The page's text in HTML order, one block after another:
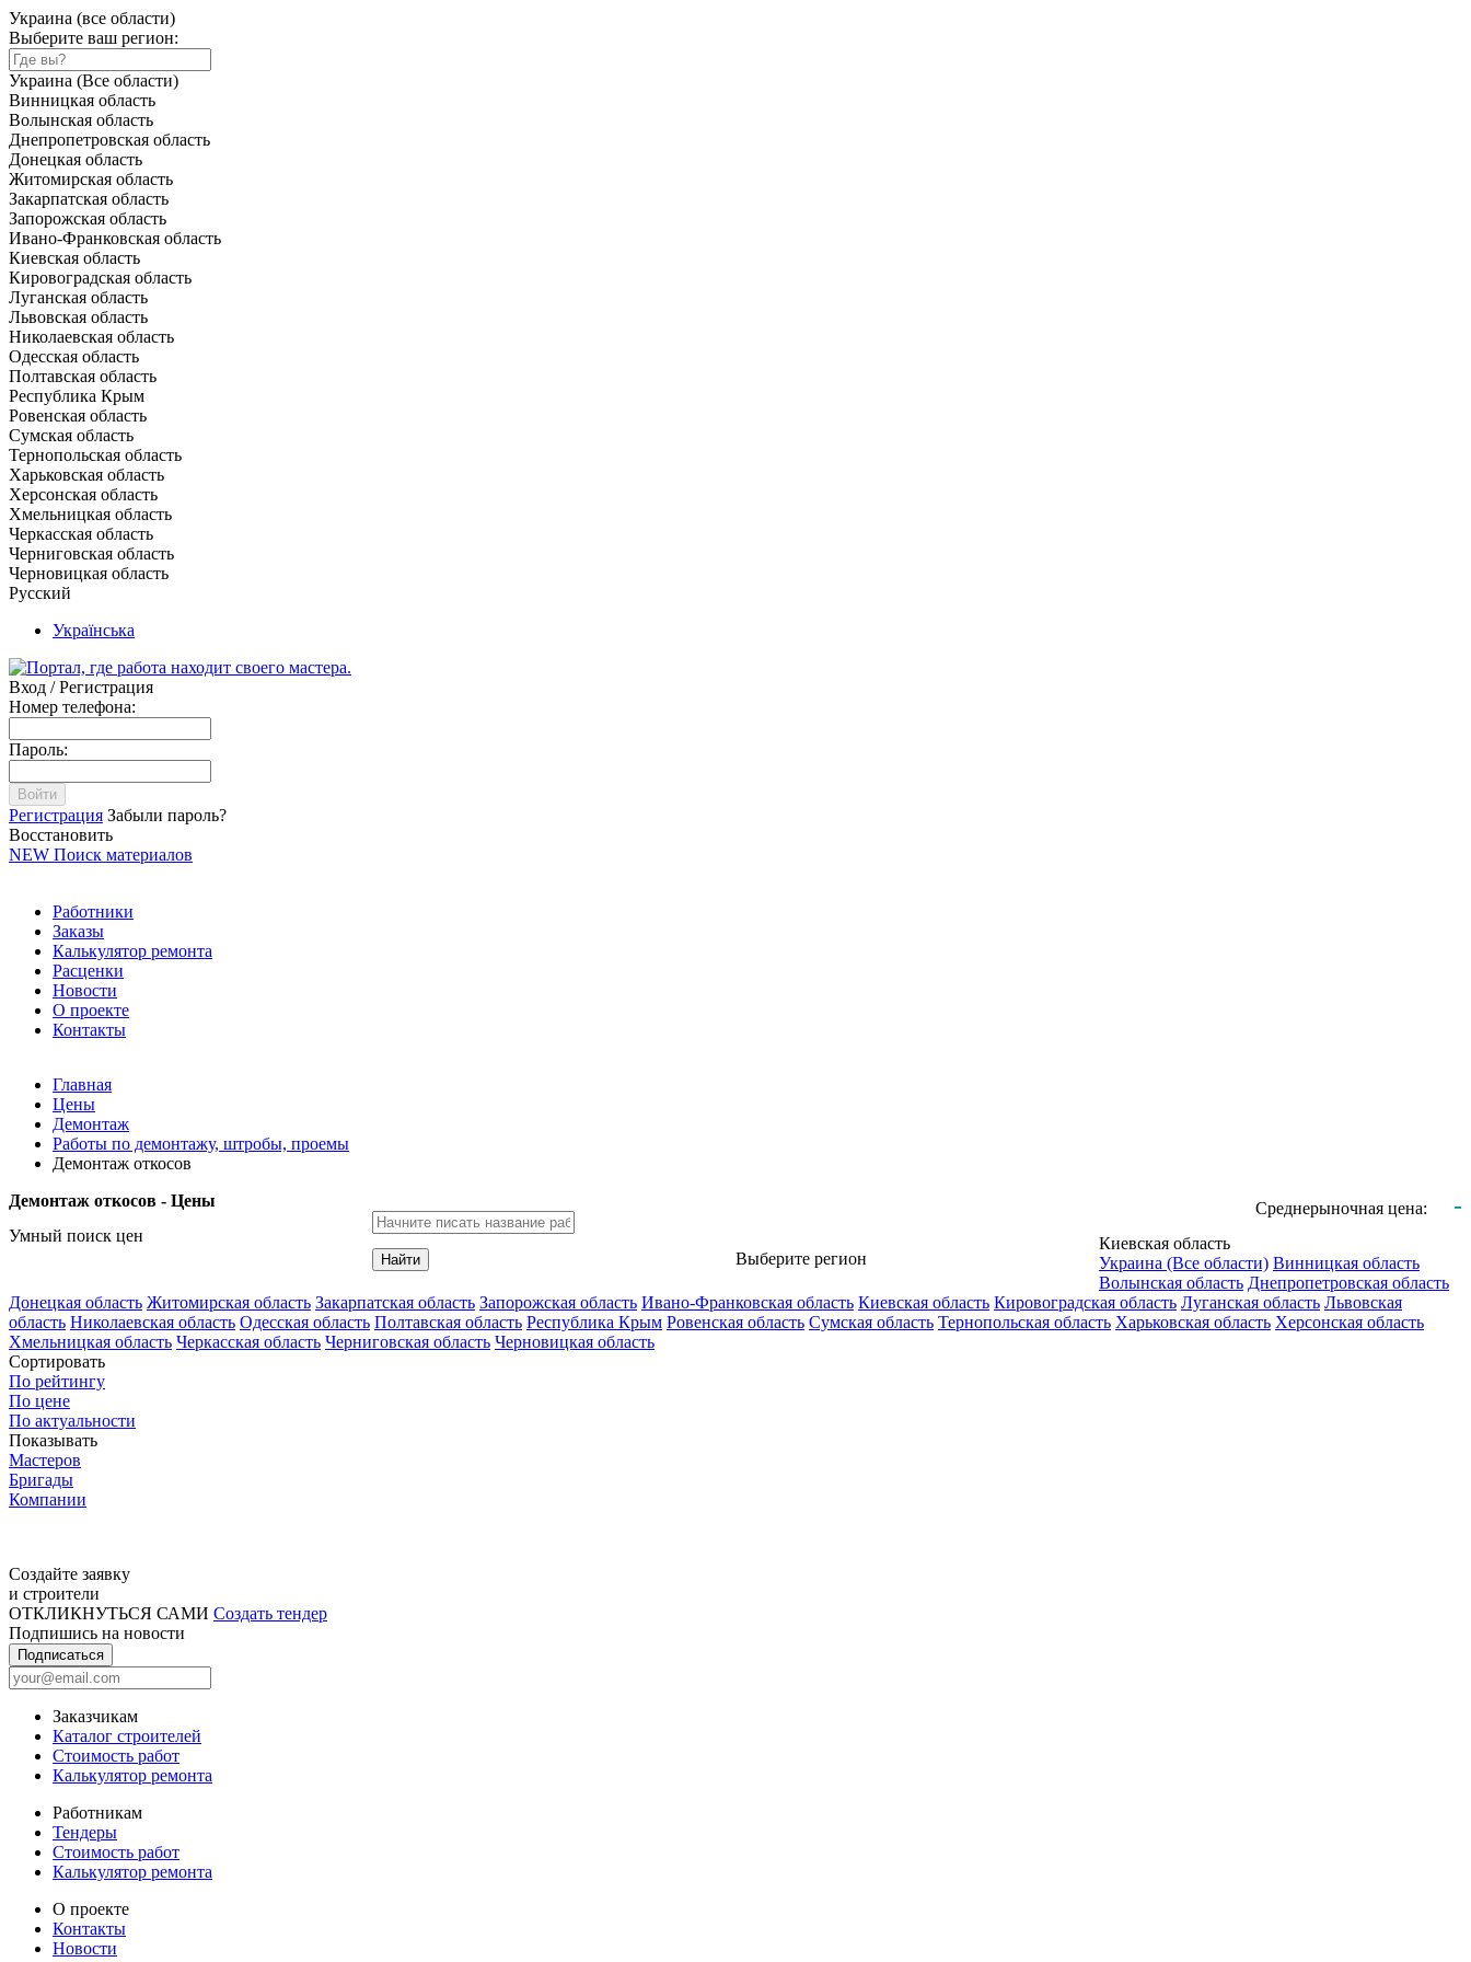
Украина (все области)
Выберите ваш регион:
Украина (Все области)
Винницкая область
Волынская область
Днепропетровская область
Донецкая область
Житомирская область
Закарпатская область
Запорожская область
Ивано-Франковская область
Киевская область
Кировоградская область
Луганская область
Львовская область
Николаевская область
Одесская область
Полтавская область
Республика Крым
Ровенская область
Сумская область
Тернопольская область
Харьковская область
Херсонская область
Хмельницкая область
Черкасская область
Черниговская область
Черновицкая область
Русский
Українська
Вход / Регистрация
Номер телефона:
Пароль:
Войти
Регистрация Забыли пароль?
Восстановить
NEW Поиск материалов
Работники
Заказы
Калькулятор ремонта
Расценки
Новости
О проекте
Контакты
Главная
Цены
Демонтаж
Работы по демонтажу, штробы, проемы
Демонтаж откосов
Демонтаж откосов - Цены
Среднерыночная цена: -
Умный поиск цен
Найти Выберите регион
Киевская область
Украина (Все области) Винницкая область
Волынская область Днепропетровская область
Донецкая область Житомирская область Закарпатская область Запорожская область Ивано-Франковская область Киевская область Кировоградская область Луганская область Львовская
область Николаевская область Одесская область Полтавская область Республика Крым Ровенская область Сумская область Тернопольская область Харьковская область Херсонская область
Хмельницкая область Черкасская область Черниговская область Черновицкая область
Сортировать
По рейтингу
По цене
По актуальности
Показывать
Мастеров
Бригады
Компании
Создайте заявку
и строители
ОТКЛИКНУТЬСЯ САМИ Создать тендер
Подпишись на новости
Подписаться
Заказчикам
Каталог строителей
Стоимость работ
Калькулятор ремонта
Работникам
Тендеры
Стоимость работ
Калькулятор ремонта
О проекте
Контакты
Новости